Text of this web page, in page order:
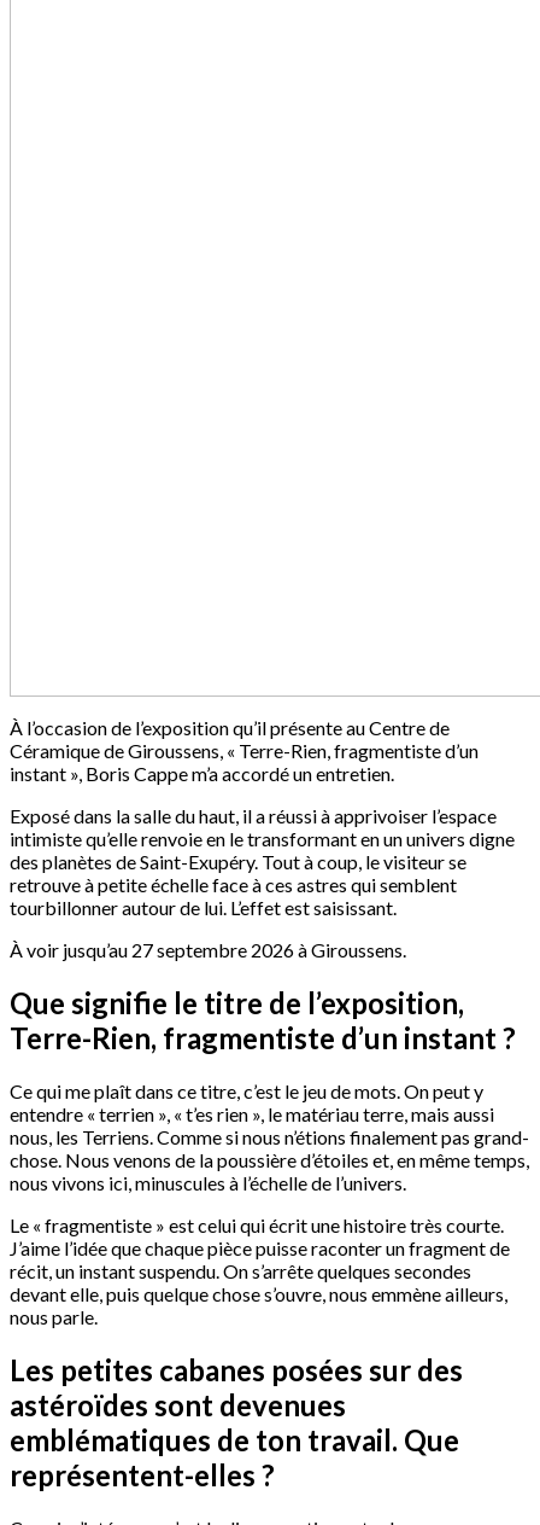
À l’occasion de l’exposition qu’il présente au Centre de
Céramique de Giroussens, « Terre-Rien, fragmentiste d’un
instant », Boris Cappe m’a accordé un entretien.
Exposé dans la salle du haut, il a réussi à apprivoiser l’espace
intimiste qu’elle renvoie en le transformant en un univers digne
des planètes de Saint-Exupéry. Tout à coup, le visiteur se
retrouve à petite échelle face à ces astres qui semblent
tourbillonner autour de lui. L’effet est saisissant.
À voir jusqu’au 27 septembre 2026 à Giroussens.
Que signifie le titre de l’exposition,
Terre-Rien, fragmentiste d’un instant ?
Ce qui me plaît dans ce titre, c’est le jeu de mots. On peut y
entendre « terrien », « t’es rien », le matériau terre, mais aussi
nous, les Terriens. Comme si nous n’étions finalement pas grand-
chose. Nous venons de la poussière d’étoiles et, en même temps,
nous vivons ici, minuscules à l’échelle de l’univers.
Le « fragmentiste » est celui qui écrit une histoire très courte.
J’aime l’idée que chaque pièce puisse raconter un fragment de
récit, un instant suspendu. On s’arrête quelques secondes
devant elle, puis quelque chose s’ouvre, nous emmène ailleurs,
nous parle.
Les petites cabanes posées sur des
astéroïdes sont devenues
emblématiques de ton travail. Que
représentent-elles ?